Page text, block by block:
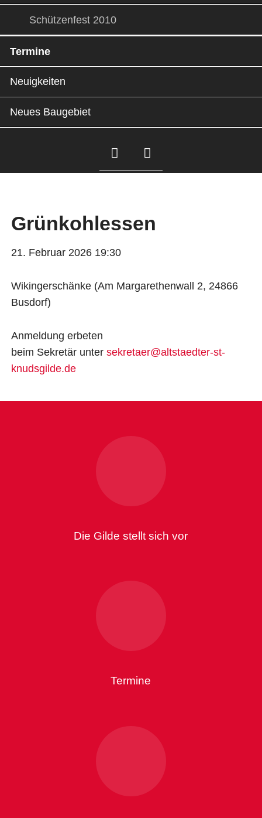
Schützenfest 2010
Termine
Neuigkeiten
Neues Baugebiet
Grünkohlessen
21. Februar 2026 19:30
Wikingerschänke (Am Margarethenwall 2, 24866
Busdorf)
Anmeldung erbeten
beim Sekretär unter sekretaer@altstaedter-st-
knudsgilde.de
Die Gilde stellt sich vor
Termine